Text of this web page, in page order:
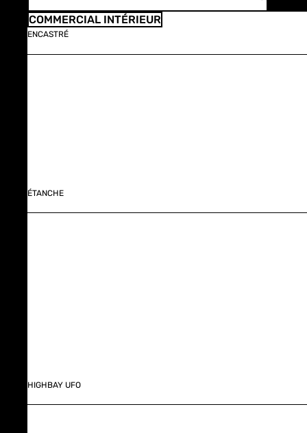
COMMERCIAL INTÉRIEUR
ENCASTRÉ
ÉTANCHE
HIGHBAY UFO